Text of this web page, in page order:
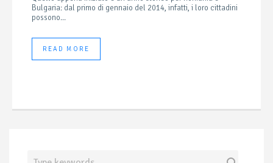
Bulgaria: dal primo di gennaio del 2014, infatti, i loro cittadini
possono...
READ MORE